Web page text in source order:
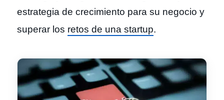
estrategia de crecimiento para su negocio y
superar los retos de una startup.